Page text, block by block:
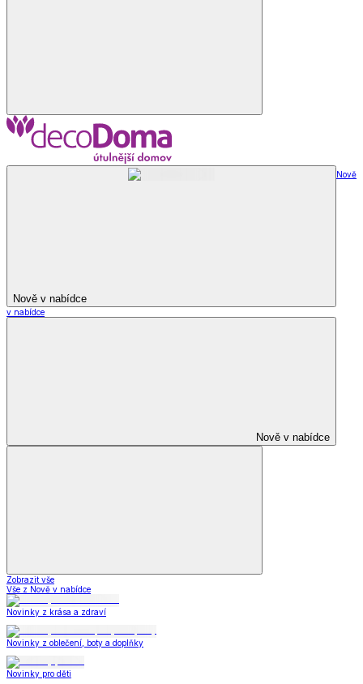
Nově v nabídce
Nově
v nabídce
Nově v nabídce
Zobrazit vše
Vše z Nově v nabídce
Novinky z krása a zdraví
Novinky z oblečení, boty a doplňky
Novinky pro děti